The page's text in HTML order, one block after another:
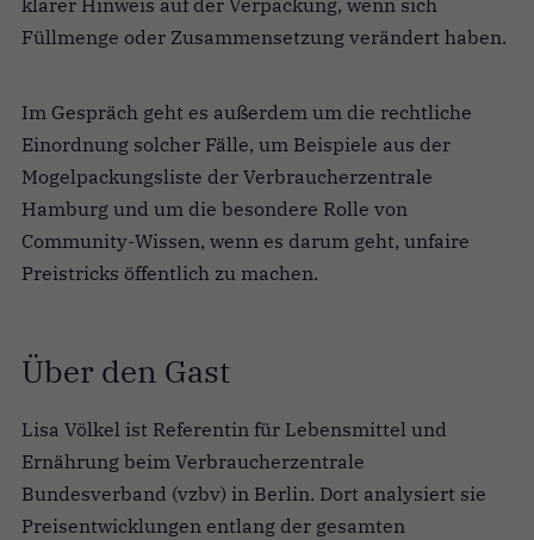
Füllmenge oder Zusammensetzung verändert haben.
Im Gespräch geht es außerdem um die rechtliche
Einordnung solcher Fälle, um Beispiele aus der
Mogelpackungsliste der Verbraucherzentrale
Hamburg und um die besondere Rolle von
Community-Wissen, wenn es darum geht, unfaire
Preistricks öffentlich zu machen.
Über den Gast
Lisa Völkel ist Referentin für Lebensmittel und
Ernährung beim Verbraucherzentrale
Bundesverband (vzbv) in Berlin. Dort analysiert sie
Preisentwicklungen entlang der gesamten